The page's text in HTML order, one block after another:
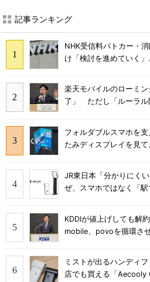
記事ランキング
NHK受信料パトカー・
け「検討を進めていく
楽天モバイルのローミ
了」 ただし「ルーラル
フォルダブルスマホを
たみディスプレイを見て
JR東日本「分かりにく
ぜ、スマホではなく「
KDDIが値上げしても解
mobile、povoを循環さ
ミストが出るハンディ
店でも買える「